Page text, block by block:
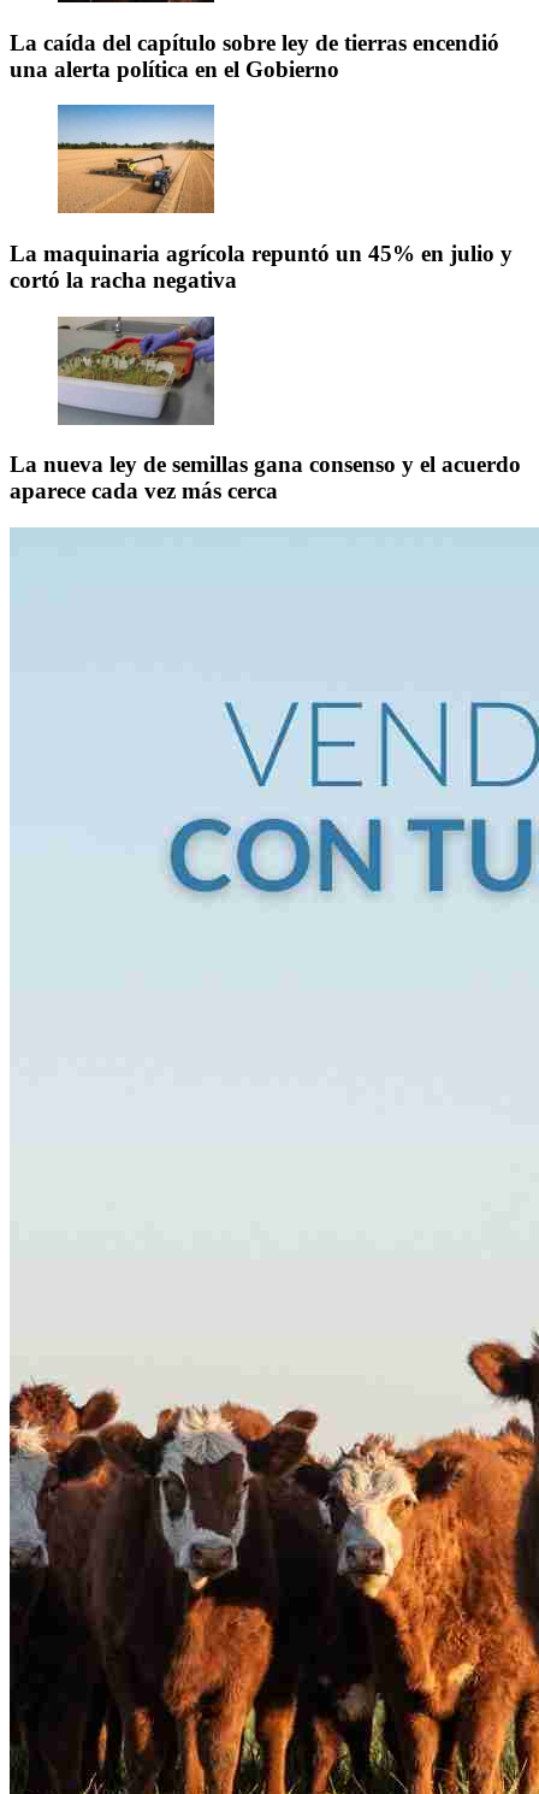
La caída del capítulo sobre ley de tierras encendió
una alerta política en el Gobierno
La maquinaria agrícola repuntó un 45% en julio y
cortó la racha negativa
La nueva ley de semillas gana consenso y el acuerdo
aparece cada vez más cerca